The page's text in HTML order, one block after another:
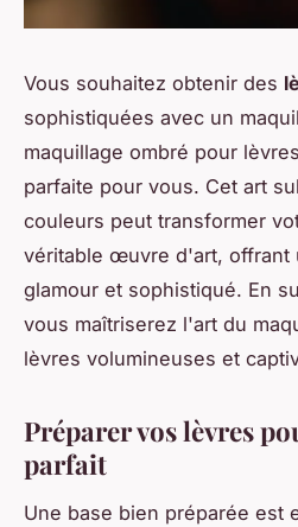
Vous souhaitez obtenir des
sophistiquées avec un
maquillage ombré pour
parfaite pour vous. Cet art
couleurs peut transformer
véritable œuvre d'art, offrant
glamour et sophistiqué. En
vous maîtriserez l'art du
lèvres volumineuses et
Préparer vos lèvres
parfait
Une base bien préparée est